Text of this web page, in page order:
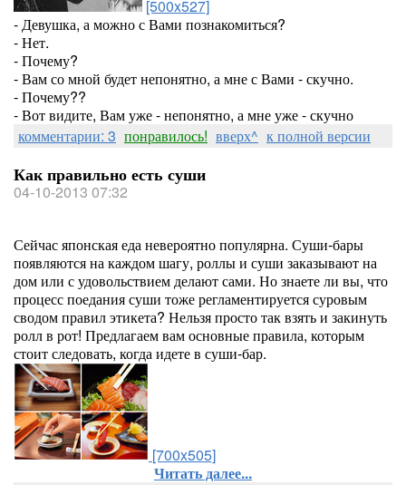
[500x527]
- Девушка, а можно с Вами познакомиться?
- Нет.
- Почему?
- Вам со мной будет непонятно, а мне с Вами - скучно.
- Почему??
- Вот видите, Вам уже - непонятно, а мне уже - скучно
комментарии: 3 понравилось! вверх^ к полной версии
Как правильно есть суши
04-10-2013 07:32
Сейчас японская еда невероятно популярна. Суши-бары
появляются на каждом шагу, роллы и суши заказывают на
дом или с удовольствием делают сами. Но знаете ли вы, что
процесс поедания суши тоже регламентируется суровым
сводом правил этикета? Нельзя просто так взять и закинуть
ролл в рот! Предлагаем вам основные правила, которым
стоит следовать, когда идете в суши-бар.
[700x505]
Читать далее...